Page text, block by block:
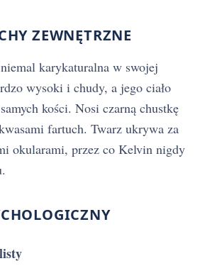
ZEWNĘTRZNE
karykaturalna w swojej
wysoki i chudy, a jego ciało
kości. Nosi czarną chustkę
fartuch. Twarz ukrywa za
okularami, przez co Kelvin nigdy